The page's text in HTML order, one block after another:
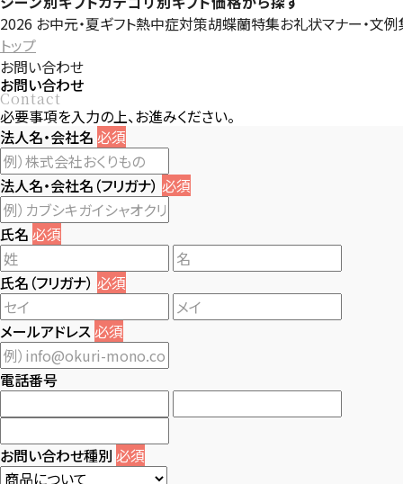
2026 お中元・夏ギフト熱中症対策胡蝶蘭特集お礼状マナー・文
トップ
お問い合わせ
お問い合わせ
Contact
必要事項を入力の上、お進みください。
法人名・会社名 必須
法人名・会社名（フリガナ） 必須
氏名 必須
氏名（フリガナ） 必須
メールアドレス必須
電話番号
お問い合わせ種別 必須